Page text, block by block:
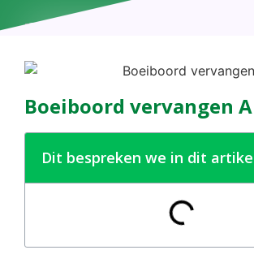
Boeiboord vervangen
Dit bespreken we in dit